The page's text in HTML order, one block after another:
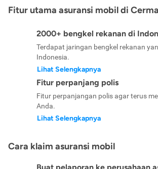
Fitur utama asuransi mobil di
2000+ bengkel rekanan di
Terdapat jaringan bengkel rekanan
Indonesia.
Lihat Selengkapnya
Fitur perpanjang polis
Fitur perpanjangan polis agar terus
Anda.
Lihat Selengkapnya
Cara klaim asuransi mobil